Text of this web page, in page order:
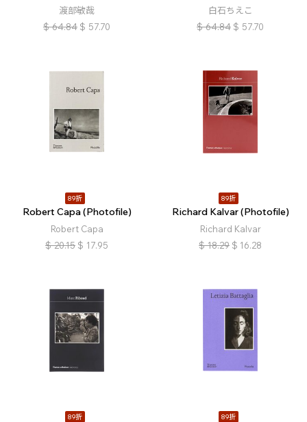
渡部敏哉
$ 64.84 $ 57.70
白石ちえこ
$ 64.84 $ 57.70
89折
Robert Capa (Photofile)
Robert Capa
$ 20.15 $ 17.95
89折
Richard Kalvar (Photofile)
Richard Kalvar
$ 18.29 $ 16.28
89折 89折